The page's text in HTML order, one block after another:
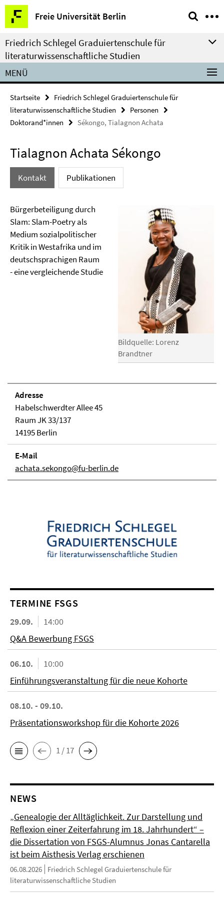
Springe
direkt
zu
Inhalt
Freie Universität Berlin
Service-
Navigation
Friedrich Schlegel Graduiertenschule für
literaturwissenschaftliche Studien
MENÜ
Startseite
Friedrich Schlegel Graduiertenschule für
literaturwissenschaftliche Studien
Personen
Doktorand*innen
Sékongo, Tialagnon Achata
Tialagnon Achata Sékongo
Kontakt Publikationen
Bildquelle: Lorenz
Brandtner
Bürgerbeteiligung durch
Slam: Slam-Poetry als
Medium sozialpolitischer
Kritik in Westafrika und im
deutschsprachigen Raum
- eine vergleichende Studie
Adresse
Habelschwerdter Allee 45
Raum JK 33/137
14195 Berlin
E-Mail
achata.sekongo@fu-berlin.de
TERMINE FSGS
29.09.
14:00
Q&A Bewerbung FSGS
06.10.
10:00
Einführungsveranstaltung für die neue Kohorte
08.10. - 09.10.
Präsentationsworkshop für die Kohorte 2026
1 / 17
NEWS
„Genealogie der Alltäglichkeit. Zur Darstellung und
Reflexion einer Zeiterfahrung im 18. Jahrhundert“ –
die Dissertation von FSGS-Alumnus Jonas Cantarella
ist beim Aisthesis Verlag erschienen
06.08.2026
Friedrich Schlegel Graduiertenschule für
literaturwissenschaftliche Studien